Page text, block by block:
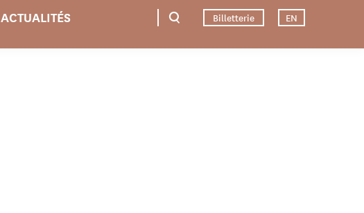
ACTUALITÉS Billetterie EN